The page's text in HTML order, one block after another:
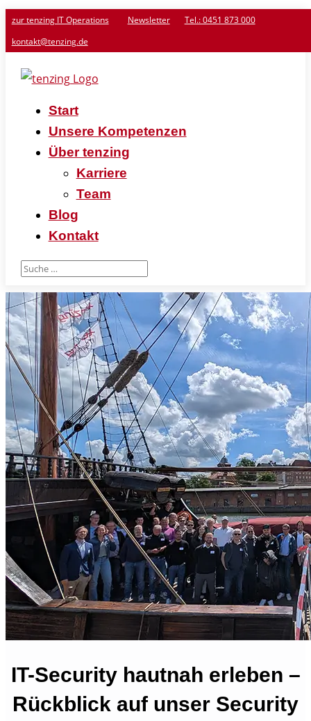
zur tenzing IT Operations Newsletter
Tel.: 0451 873 000
kontakt@tenzing.de
Start
Unsere Kompetenzen
Über tenzing
Karriere
Team
Blog
Kontakt
IT-Security hautnah erleben –
Rückblick auf unser Security